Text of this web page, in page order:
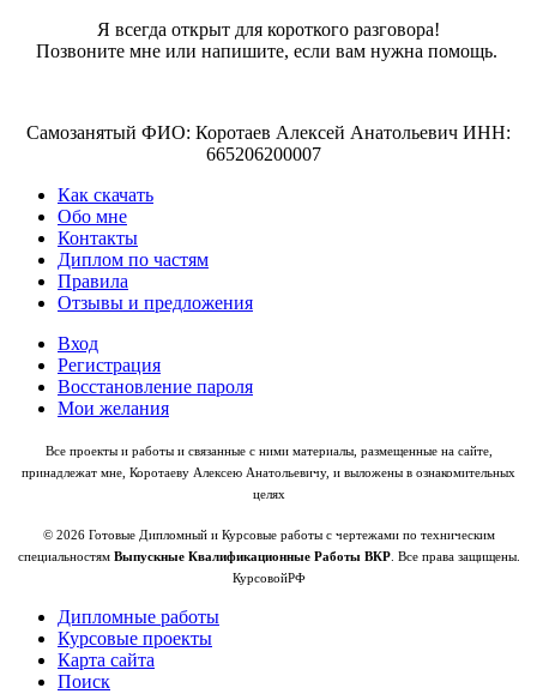
Я всегда открыт для короткого разговора!
Позвоните мне или напишите, если вам нужна помощь.
Самозанятый ФИО: Коротаев Алексей Анатольевич ИНН:
665206200007
Как скачать
Обо мне
Контакты
Диплом по частям
Правила
Отзывы и предложения
Вход
Регистрация
Восстановление пароля
Мои желания
Все проекты и работы и связанные с ними материалы, размещенные на сайте,
принадлежат мне, Коротаеву Алексею Анатольевичу, и выложены в ознакомительных
целях
© 2026 Готовые Дипломный и Курсовые работы с чертежами по техническим
специальностям Выпускные Квалификационные Работы ВКР. Все права защищены.
КурсовойРФ
Дипломные работы
Курсовые проекты
Карта сайта
Поиск